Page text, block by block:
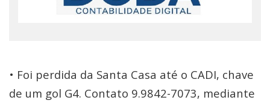
• Foi perdida da Santa Casa até o CADI, chave
de um gol G4. Contato 9.9842-7073, mediante